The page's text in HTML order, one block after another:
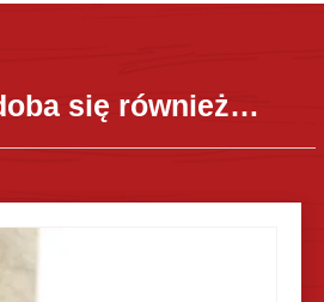
się również…